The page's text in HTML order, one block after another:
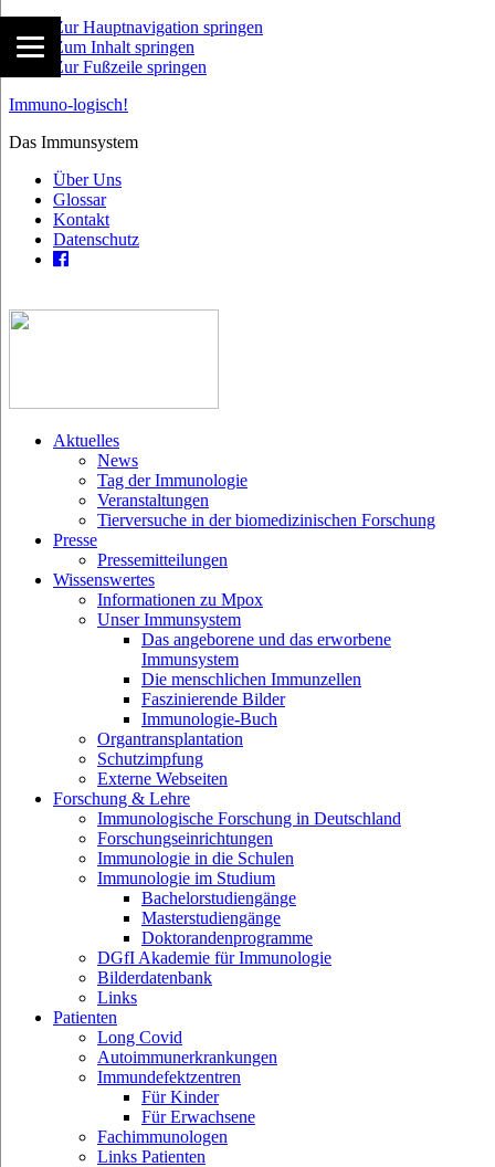
Zur Hauptnavigation springen
Zum Inhalt springen
Zur Fußzeile springen
Immuno-logisch!
Das Immunsystem
Über Uns
Glossar
Kontakt
Datenschutz
Aktuelles
News
Tag der Immunologie
Veranstaltungen
Tierversuche in der biomedizinischen Forschung
Presse
Pressemitteilungen
Wissenswertes
Informationen zu Mpox
Unser Immunsystem
Das angeborene und das erworbene
Immunsystem
Die menschlichen Immunzellen
Faszinierende Bilder
Immunologie-Buch
Organtransplantation
Schutzimpfung
Externe Webseiten
Forschung & Lehre
Immunologische Forschung in Deutschland
Forschungseinrichtungen
Immunologie in die Schulen
Immunologie im Studium
Bachelorstudiengänge
Masterstudiengänge
Doktorandenprogramme
DGfI Akademie für Immunologie
Bilderdatenbank
Links
Patienten
Long Covid
Autoimmunerkrankungen
Immundefektzentren
Für Kinder
Für Erwachsene
Fachimmunologen
Links Patienten